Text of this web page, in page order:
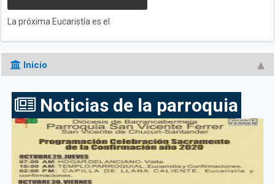
La próxima Eucaristía es el
Inicio
Noticias de la parroquia